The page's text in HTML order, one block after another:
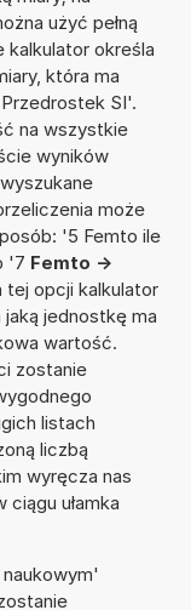
użyć pełną
kalkulator określa
która ma
SI'.
na wszystkie
wyników
może
'5 Femto ile
'7 Femto ->
tej opcji kalkulator
jednostkę ma
wartość.
zostanie
listach
liczbą
wyręcza nas
ciągu ułamka